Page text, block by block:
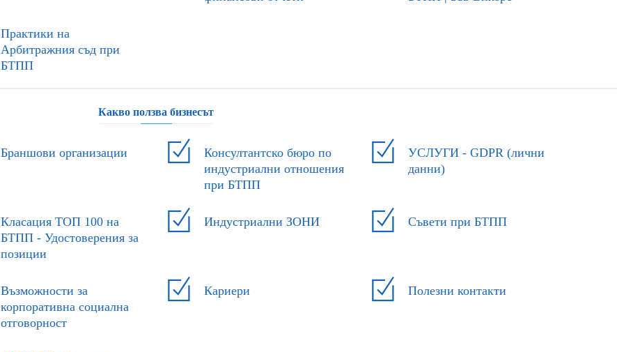
Практики на
Арбитражния съд при
БТПП
Какво ползва бизнесът
Браншови организации
Консултантско бюро по
индустриални отношения
при БТПП
УСЛУГИ - GDPR (лични
данни)
Класация ТОП 100 на
БТПП - Удостоверения за
позиции
Индустриални ЗОНИ Съвети при БТПП
Възможности за
корпоративна социална
отговорност
Кариери Полезни контакти